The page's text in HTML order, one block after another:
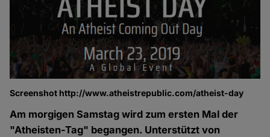
Screenshot http://www.atheistrepublic.com/atheist-day
Am morgigen Samstag wird zum ersten Mal der
"Atheisten-Tag" begangen. Unterstützt von